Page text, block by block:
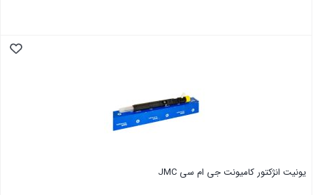
یونیت انژکتور کامیونت جی ام سی JMC